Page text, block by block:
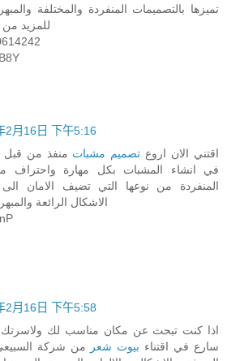
تميزها بالتصميمات المنفردة والمختلفة
للمزيد من
2月16日 下午5:16
اقتني الان اروع تصميم مشبات منفذ من قبل
في انشاء المشبات بكل مهارة واحتراف
المنفردة من نوعها التي تضيف الامان
الاشكال الرائعة
2月16日 下午5:58
اذا كنت تبحث عن مكان مناسب لك ولاسرتك
سارع في اقتناء بيوت شعر من شركة